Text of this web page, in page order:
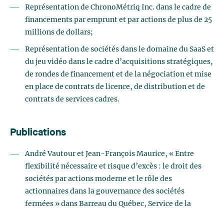
Représentation de ChronoMétriq Inc. dans le cadre de
financements par emprunt et par actions de plus de 25
millions de dollars;
Représentation de sociétés dans le domaine du SaaS et
du jeu vidéo dans le cadre d’acquisitions stratégiques,
de rondes de financement et de la négociation et mise
en place de contrats de licence, de distribution et de
contrats de services cadres.
Publications
André Vautour et Jean-François Maurice, « Entre
flexibilité nécessaire et risque d’excès : le droit des
sociétés par actions moderne et le rôle des
actionnaires dans la gouvernance des sociétés
fermées » dans Barreau du Québec, Service de la